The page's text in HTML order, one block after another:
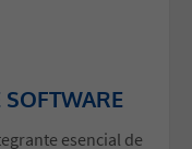
esencial de